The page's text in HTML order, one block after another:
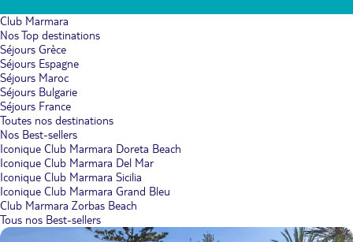
Club Marmara
Nos Top destinations
Séjours Grèce
Séjours Espagne
Séjours Maroc
Séjours Bulgarie
Séjours France
Toutes nos destinations
Nos Best-sellers
Iconique Club Marmara Doreta Beach
Iconique Club Marmara Del Mar
Iconique Club Marmara Sicilia
Iconique Club Marmara Grand Bleu
Club Marmara Zorbas Beach
Tous nos Best-sellers